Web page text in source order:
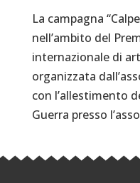
La campagna
nell’ambito del
internazionale di
organizzata
con l’allestimento
Guerra presso